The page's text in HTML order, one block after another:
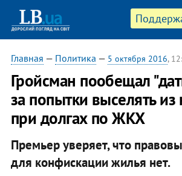
Главная — Политика — 5 октября 2016,
Гройсман пообещал
за попытки выселять из
при долгах по ЖКХ
Премьер уверяет, что
для конфискации жилья нет.